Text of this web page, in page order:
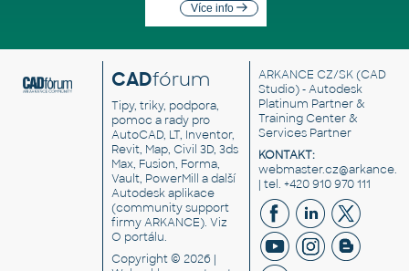
Více info
CADfórum
Tipy, triky, podpora,
pomoc a rady pro
AutoCAD, LT, Inventor,
Revit, Map, Civil 3D, 3ds
Max, Fusion, Forma,
Vault, PowerMill a další
Autodesk aplikace
(community support
firmy ARKANCE). Viz
O portálu.
Copyright © 2026 |
ARKANCE CZ/SK(CAD
Studio) - Autodesk
Platinum Partner &
Training Center &
Services Partner
KONTAKT:
| tel. +420 910 970 111